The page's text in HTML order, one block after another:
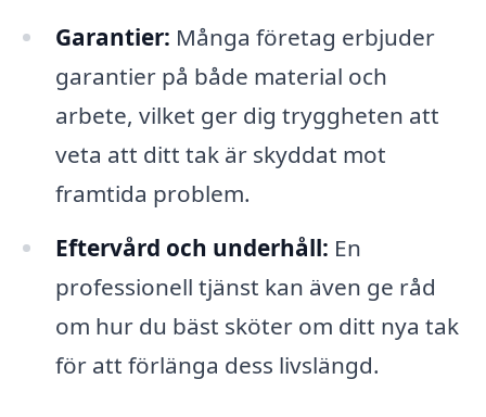
Garantier: Många företag erbjuder
garantier på både material och
arbete, vilket ger dig tryggheten att
veta att ditt tak är skyddat mot
framtida problem.
Eftervård och underhåll: En
professionell tjänst kan även ge råd
om hur du bäst sköter om ditt nya tak
för att förlänga dess livslängd.